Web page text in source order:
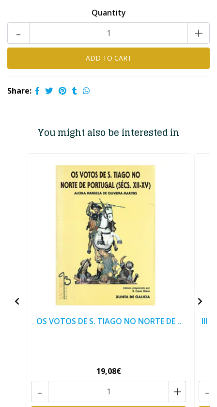
Quantity
+
-
Share:
You might also be interested in
OS VOTOS DE S. TIAGO NO NORTE DE ..
19,08€
+
-
III
-